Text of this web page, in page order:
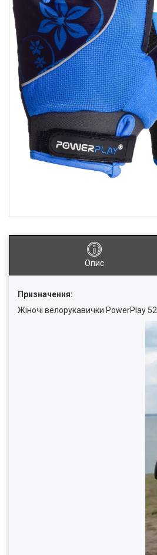
Опис
Призначення:
Жіночі велорукавички PowerPlay